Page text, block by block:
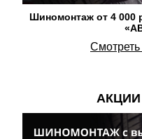
Шиномонтаж от 4 000